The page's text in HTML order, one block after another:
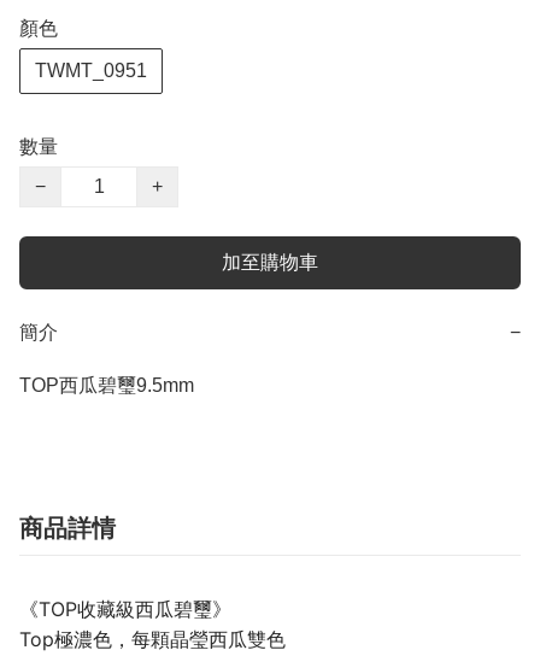
顏色
TWMT_0951
數量
−
+
加至購物車
簡介 −
TOP西瓜碧璽9.5mm
商品詳情
《TOP收藏級西瓜碧璽》
Top極濃色，每顆晶瑩西瓜雙色